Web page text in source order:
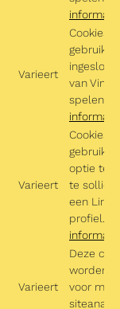
Varieert
Cookies
gebruikt
van
spelen
Varieert
Cookies
gebruikt
optie te
te
een
profiel.
Varieert
Deze
worden
voor